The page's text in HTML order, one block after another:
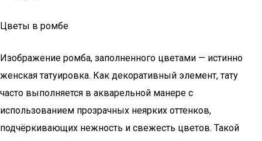
Цветы в ромбе
Изображение ромба, заполненного цветами — истинно
женская татуировка. Как декоративный элемент, тату
часто выполняется в акварельной манере с
использованием прозрачных неярких оттенков,
подчёркивающих нежность и свежесть цветов. Такой